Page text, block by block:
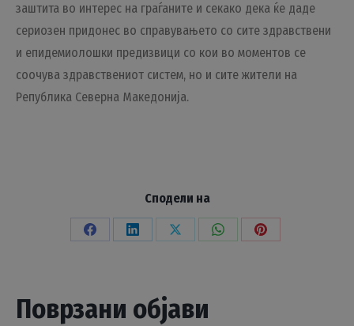
заштита во интерес на граѓаните и секако дека ќе даде
сериозен придонес во справувањето со сите здравствени
и епидемиолошки предизвици со кои во моментов се
соочува здравствениот систем, но и сите жители на
Република Северна Македонија.
Сподели на
Share
Share
Share
Share
Share
Поврзани објави